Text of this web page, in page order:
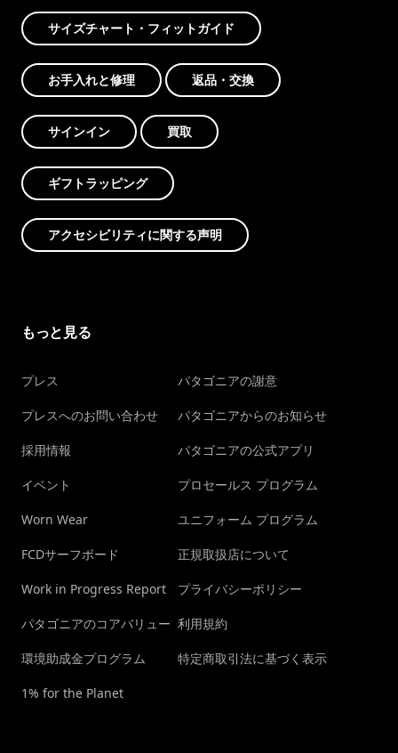
サイズチャート・フィットガイド
お手入れと修理 返品・交換
サインイン 買取
ギフトラッピング
アクセシビリティに関する声明
もっと見る
プレス
プレスへのお問い合わせ
採用情報
イベント
Worn Wear
FCDサーフボード
Work in Progress Report
パタゴニアのコアバリュー
環境助成金プログラム
1% for the Planet
パタゴニアの謝意
パタゴニアからのお知らせ
パタゴニアの公式アプリ
プロセールス プログラム
ユニフォーム プログラム
正規取扱店について
プライバシーポリシー
利用規約
特定商取引法に基づく表示